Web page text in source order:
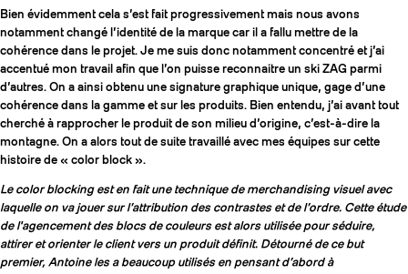
Bien évidemment cela s’est fait progressivement mais nous avons
notamment changé l’identité de la marque car il a fallu mettre de la
cohérence dans le projet. Je me suis donc notamment concentré et j’ai
accentué mon travail afin que l’on puisse reconnaitre un ski ZAG parmi
d’autres. On a ainsi obtenu une signature graphique unique, gage d’une
cohérence dans la gamme et sur les produits. Bien entendu, j’ai avant tout
cherché à rapprocher le produit de son milieu d’origine, c’est-à-dire la
montagne. On a alors tout de suite travaillé avec mes équipes sur cette
histoire de « color block ».
Le color blocking est en fait une technique de merchandising visuel avec
laquelle on va jouer sur l’attribution des contrastes et de l’ordre. Cette étude
de l'agencement des blocs de couleurs est alors utilisée pour séduire,
attirer et orienter le client vers un produit définit. Détourné de ce but
premier, Antoine les a beaucoup utilisés en pensant d’abord à